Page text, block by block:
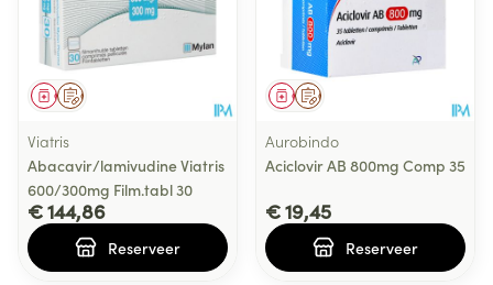
Op voorschrift
Geneesmiddel
Viatris
Abacavir/lamivudine Viatris
600/300mg Film.tabl 30
€ 144,86
Reserveer
Op voorschrift
Geneesmiddel
Aurobindo
Aciclovir AB 800mg Comp 35
€ 19,45
Reserveer